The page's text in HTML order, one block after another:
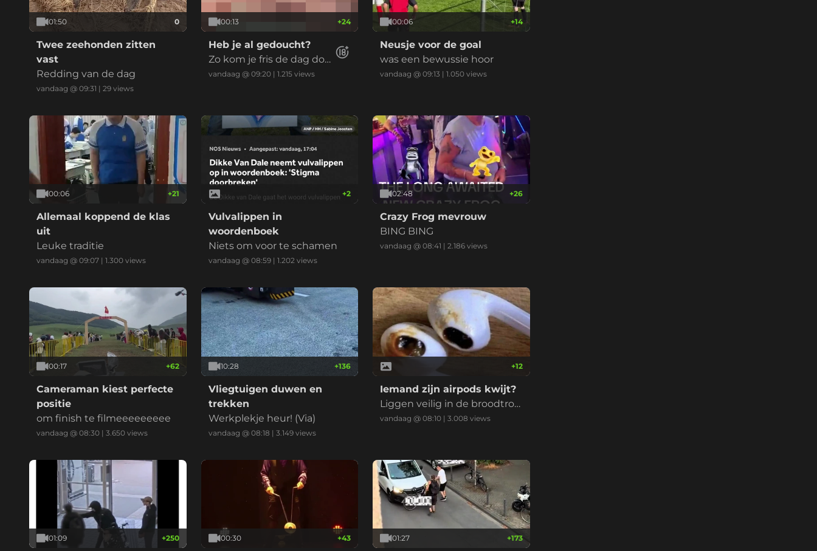
01:50 0
Twee zeehonden zitten
vast
Redding van de dag
vandaag @ 09:31 | 29 views
00:13 +24
Heb je al gedoucht?
Zo kom je fris de dag doo
r
vandaag @ 09:20| 1.215views
00:06 +14
Neusje voor de goal
was een bewussie hoor
vandaag @ 09:13 |1.050 views
00:06 +21
Allemaal koppend de klas
uit
Leuke traditie
vandaag @ 09:07 | 1.300 views
+2
Vulvalippen in
woordenboek
Niets om voor te schamen
vandaag @ 08:59| 1.202views
02:48 +26
Crazy Frog mevrouw
BING BING
vandaag @ 08:41 |2.186 views
00:17 +62
Cameraman kiest perfecte
positie
om finish te filmeeeeeeeee
vandaag @ 08:30 | 3.650 views
10:28 +136
Vliegtuigen duwen en
trekken
Werkplekje heur! (Via)
vandaag @ 08:18 | 3.149views
+12
Iemand zijn airpods kwijt?
Liggen veilig in de broodtro
mmel
vandaag @ 08:10 |3.008 views
01:09 +250 00:30 +43 01:27 +173